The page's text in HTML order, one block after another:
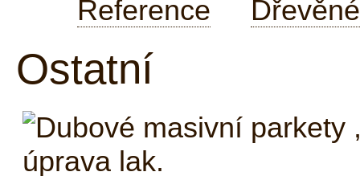
Reference
Ostatní